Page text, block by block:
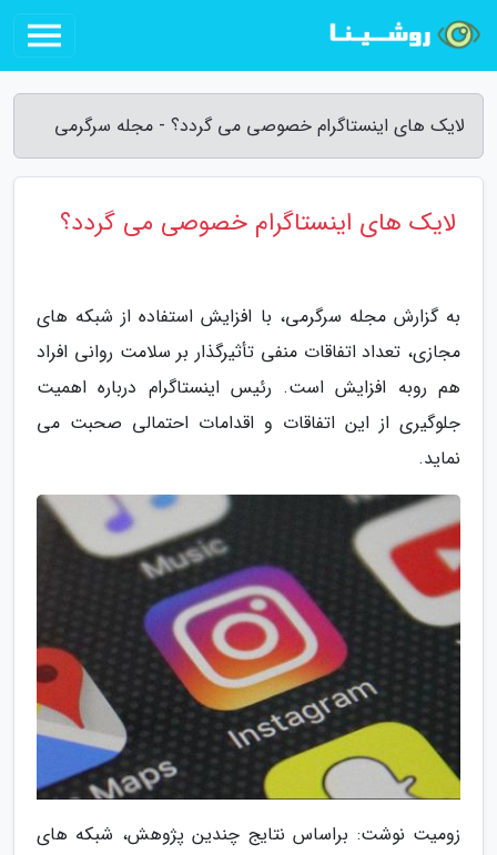
لایک های اینستاگرام خصوصی می گردد؟ - مجله سرگرمی
لایک های اینستاگرام خصوصی می گردد؟
به گزارش مجله سرگرمی، با افزایش استفاده از شبکه های
مجازی، تعداد اتفاقات منفی تأثیرگذار بر سلامت روانی افراد
هم روبه افزایش است. رئیس اینستاگرام درباره اهمیت
جلوگیری از این اتفاقات و اقدامات احتمالی صحبت می
نماید.
زومیت نوشت: براساس نتایج چندین پژوهش، شبکه های